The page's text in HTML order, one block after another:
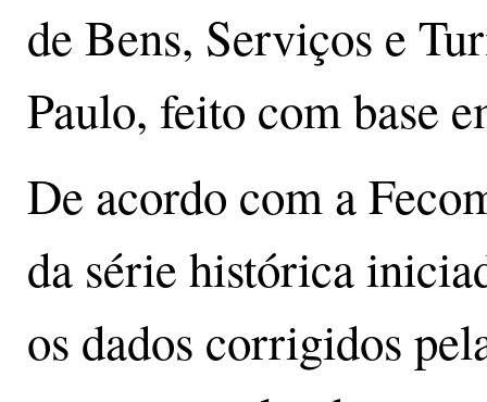
de Bens, Serviços e
Paulo, feito com base
De acordo com a
da série histórica
os dados corrigidos